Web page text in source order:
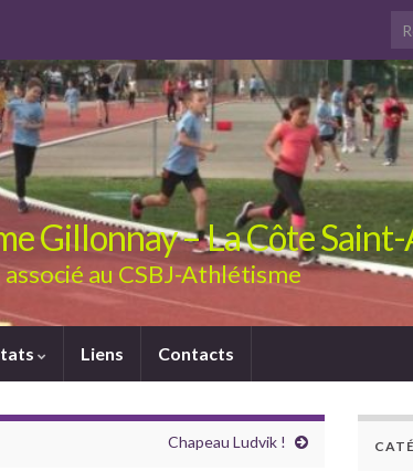
Gillonnay – La Côte
au CSBJ-Athlétisme
Liens Contacts
Chapeau Ludvik !